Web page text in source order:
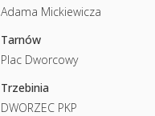
Adama Mickiewicza
Tarnów
Plac Dworcowy
Trzebinia
DWORZEC PKP